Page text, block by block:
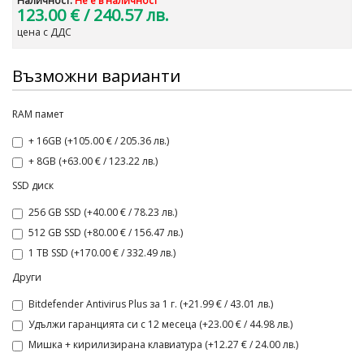
123.00 €/ 240.57 лв.
цена с ДДС
Възможни варианти
RAM памет
+ 16GB (+105.00 € / 205.36 лв.)
+ 8GB (+63.00 € / 123.22 лв.)
SSD диск
256 GB SSD (+40.00 € / 78.23 лв.)
512 GB SSD (+80.00 € / 156.47 лв.)
1 TB SSD (+170.00 € / 332.49 лв.)
Други
Bitdefender Antivirus Plus за 1 г. (+21.99 € / 43.01 лв.)
Удължи гаранцията си с 12 месеца (+23.00 € / 44.98 лв.)
Мишка + кирилизирана клавиатура (+12.27 € / 24.00 лв.)